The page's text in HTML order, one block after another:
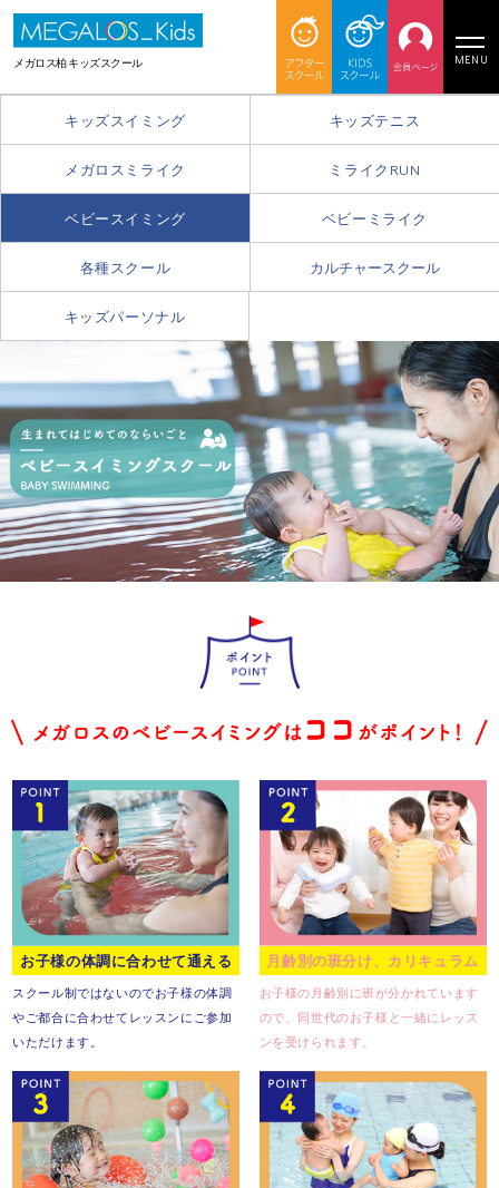
メガロス柏 キッズスクール MENU
キッズスイミング キッズテニス
メガロスミライク ミライクRUN
ベビースイミング ベビーミライク
各種スクール カルチャースクール
キッズパーソナル
お子様の体調に合わせて通える
スクール制ではないのでお子様の体調
やご都合に合わせて レッスンにご参加
いただけます。
月齢別の班分け、カリキュラム
お子様の月齢別に班が分かれています
ので、 同世代のお子様と一緒に レッス
ンを受けられます。